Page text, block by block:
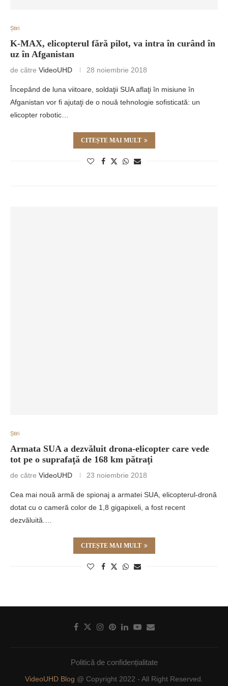
Știri
K-MAX, elicopterul fără pilot, va intra în curând în
uz în Afganistan
de către VideoUHD 28 noiembrie 2018
Începând de luna viitoare, soldaţii SUA aflaţi în misiune în
Afganistan vor fi ajutaţi de o nouă tehnologie sofisticată: un
elicopter robotic…
CITEȘTE MAI MULT
Știri
Armata SUA a dezvăluit drona-elicopter care vede
tot pe o suprafaţă de 168 km pătraţi
de către VideoUHD 23 noiembrie 2018
Cea mai nouă armă de spionaj a armatei SUA, elicopterul-dronă
dotat cu o cameră color de 1,8 gigapixeli, a fost recent
dezvăluită.…
CITEȘTE MAI MULT
Politică de confidențialitate
VideoUHD Blog @ Copyright 2022 - All Right Reserved.